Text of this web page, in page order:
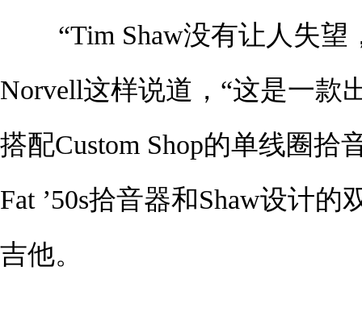
“Tim Shaw没有让人失望
Norvell这样说道，“这是一款
搭配Custom Shop的单线圈拾
Fat ’50s拾音器和Shaw设计
吉他。